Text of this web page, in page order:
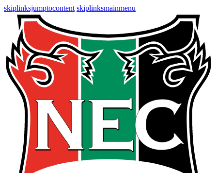
skiplinksjumptocontent skiplinksmainmenu